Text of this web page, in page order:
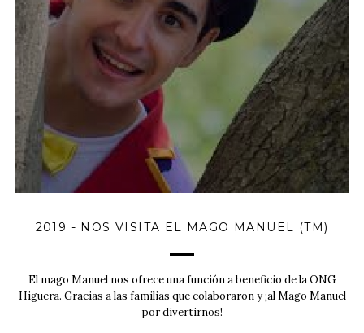
2019 - NOS VISITA EL MAGO MANUEL (TM)
El mago Manuel nos ofrece una función a beneficio de la ONG
Higuera. Gracias a las familias que colaboraron y ¡al Mago Manuel
por divertirnos!